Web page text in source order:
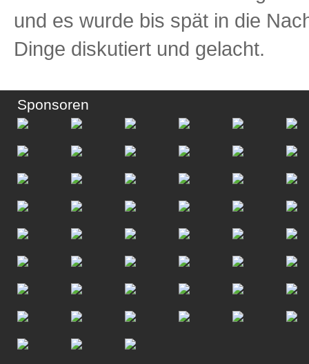
und es wurde bis spät in die
Dinge diskutiert und gelacht.
Sponsoren